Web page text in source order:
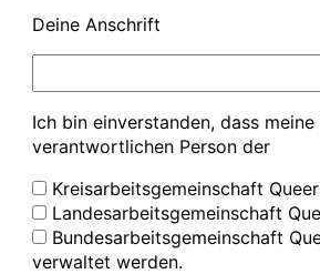
Deine Anschrift
Ich bin einverstanden, dass
verantwortlichen Person der
Kreisarbeitsgemeinschaft
Landesarbeitsgemeinschaft
Bundesarbeitsgemeinschaft
verwaltet werden.